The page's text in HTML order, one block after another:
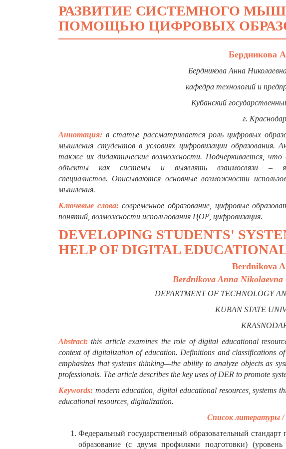
РАЗВИТИЕ СИСТЕМНОГО
ПОМОЩЬЮ ЦИФРОВЫХ
Бердникова
Бердникова Анна
кафедра технологий и
Кубанский
г. Краснодар
Аннотация:в статье рассматривается роль цифровых
мышления студентов в условиях цифровизации образования.
также их дидактические возможности. Подчеркивается, что
объекты как системы и выявлять взаимосвязи –
специалистов. Описываются основные возможности
мышления.
Ключевые слова:современное образование, цифровые
понятий, возможности использования ЦОР, цифровизация.
DEVELOPING STUDENTS'
HELP OF DIGITAL
Berdnikova
Berdnikova Anna Nikolaevna
DEPARTMENT OF TECHNOLOGY
KUBAN STATE
Abstract: this article examines the role of digital educational
context of digitalization of education. Definitions and classifications
emphasizes that systems thinking—the ability to analyze objects as
professionals. The article describes the key uses of DER to promote
Keywords: modern education, digital educational resources, systems
educational resources, digitalization.
Список литературы /
Федеральный государственный образовательный
образование (с двумя профилями подготовки)